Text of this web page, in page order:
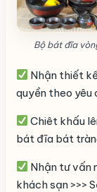
Bộ bát đĩa
Nhận thiết
quyền theo yêu
Chiêt khấu
bát đĩa bát
Nhận tư vấn
khách sạn >>>